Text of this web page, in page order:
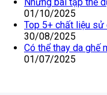
01/10/2025
Top 5+ chất liệu sử
30/08/2025
Có thể thay da ghế
01/07/2025